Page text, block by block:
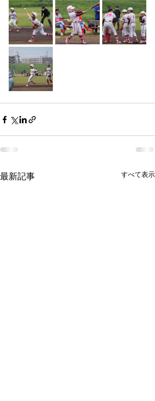
最新記事 すべて表示